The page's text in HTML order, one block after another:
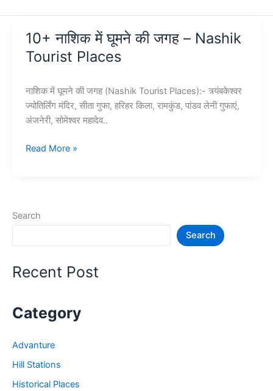
10+ नाशिक में घूमने की जगह – Nashik
Tourist Places
नाशिक में घूमने की जगह (Nashik Tourist Places):- त्र्यंबकेश्वर
ज्योतिर्लिंग मंदिर, सीता गुफा, हरिहर किला, रामकुंड, पांडव लेनी गुफाएं,
अंजनेरी, सोमेश्वर महादेव..
10+
जगह
Places
Read More »
Search
Search
Recent Post
Category
Advanture
Hill Stations
Historical Places